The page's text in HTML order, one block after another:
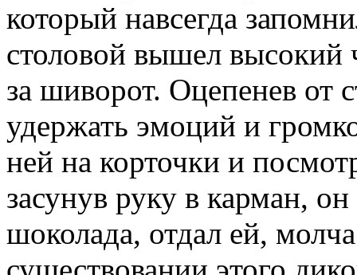
который навсегда
столовой вышел высокий
за шиворот. Оцепенев от
удержать эмоций и
ней на корточки и
засунув руку в карман,
шоколада, отдал ей,